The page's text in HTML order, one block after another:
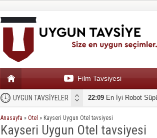
Film Tavsiyesi
UYGUN TAVSİYELER 22:09 En İyi Robot
Anasayfa » Otel » Kayseri Uygun Otel tavsiyesi
Kayseri Uygun Otel tavsiyesi